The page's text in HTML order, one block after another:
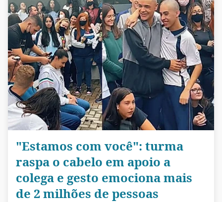
"Estamos com você": turma
raspa o cabelo em apoio a
colega e gesto emociona mais
de 2 milhões de pessoas